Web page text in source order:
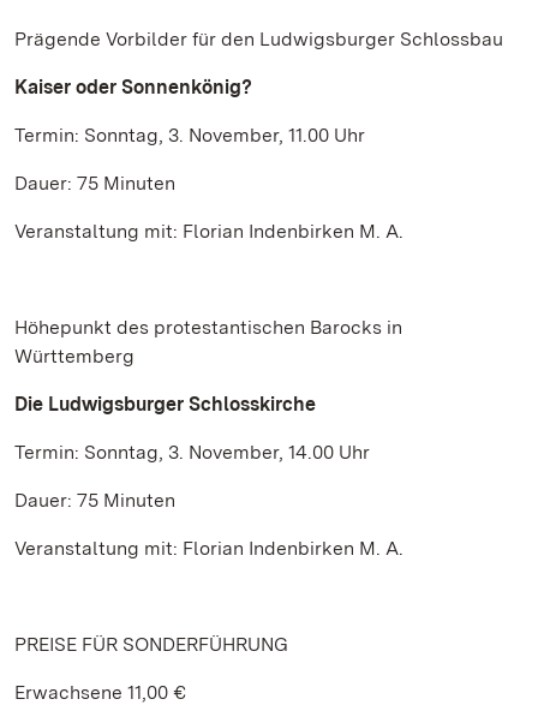
Prägende Vorbilder für den Ludwigsburger Schlossbau
Kaiser oder Sonnenkönig?
Termin: Sonntag, 3. November, 11.00 Uhr
Dauer: 75 Minuten
Veranstaltung mit: Florian Indenbirken M. A.
Höhepunkt des protestantischen Barocks in
Württemberg
Die Ludwigsburger Schlosskirche
Termin: Sonntag, 3. November, 14.00 Uhr
Dauer: 75 Minuten
Veranstaltung mit: Florian Indenbirken M. A.
PREISE FÜR SONDERFÜHRUNG
Erwachsene 11,00 €